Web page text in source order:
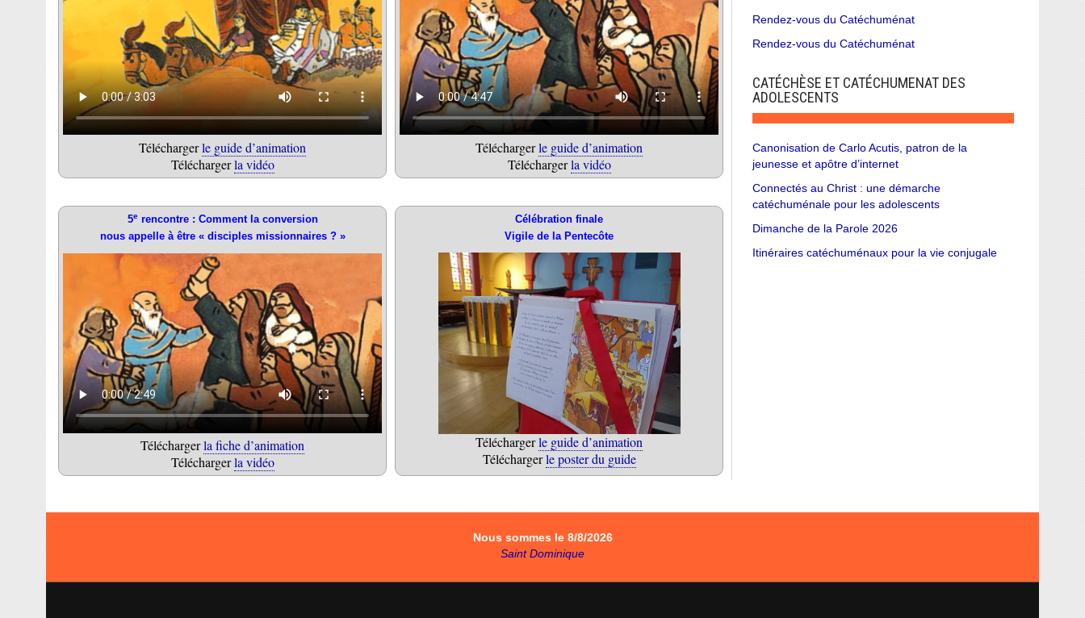
Téléchargerle guide d’animation
Téléchargerla vidéo
Téléchargerle guide d’animation
Téléchargerla vidéo
5erencontre : Comment la conversion
nous appelle à être « disciples missionnaires ? »
Téléchargerla fiche d’animation
Téléchargerla vidéo
Célébration finale
Vigile de la Pentecôte
Téléchargerle guide d’animation
Téléchargerle poster du guide
Rendez-vous du Catéchuménat
Rendez-vous du Catéchuménat
CATÉCHÈSE ET CATÉCHUMENAT DES
ADOLESCENTS
Canonisation de Carlo Acutis, patron de la
jeunesse et apôtre d’internet
Connectés au Christ : une démarche
catéchuménale pour les adolescents
Dimanche de la Parole 2026
Itinéraires catéchuménaux pour la vie conjugale
Nous sommes le 8/8/2026
Saint Dominique